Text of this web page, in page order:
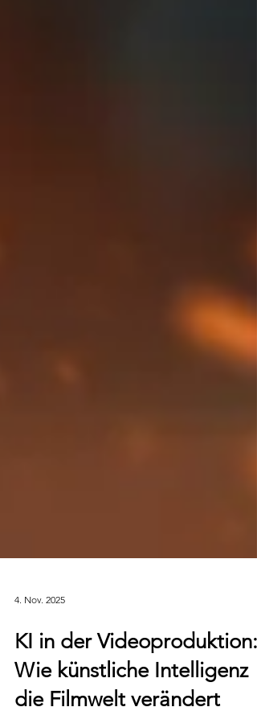
KI in der Videoproduktion:
Wie künstliche Intelligenz